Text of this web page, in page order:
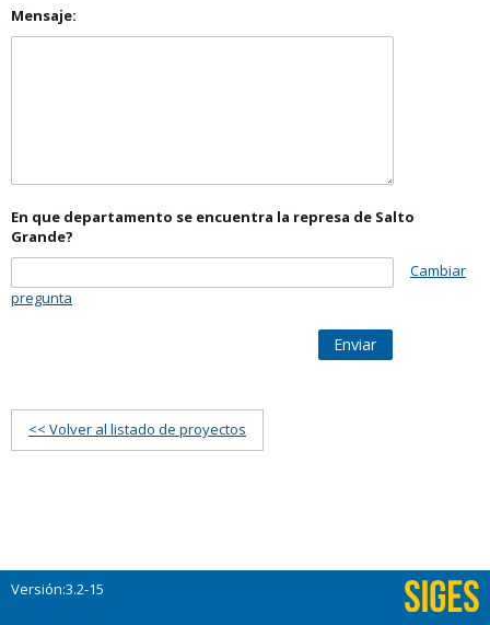
Mensaje:
En que departamento se encuentra la represa de Salto
Grande?
Cambiar
pregunta
Enviar
<< Volver al listado de proyectos
Versión:3.2-15